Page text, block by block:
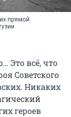
прямой
Это всё, что
Советского
Никаких
героев